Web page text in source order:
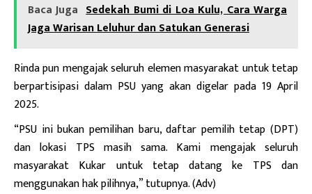
Baca Juga Sedekah Bumi di Loa Kulu, Cara Warga
Jaga Warisan Leluhur dan Satukan Generasi
Rinda pun mengajak seluruh elemen masyarakat untuk tetap
berpartisipasi dalam PSU yang akan digelar pada 19 April
2025.
“PSU ini bukan pemilihan baru, daftar pemilih tetap (DPT)
dan lokasi TPS masih sama. Kami mengajak seluruh
masyarakat Kukar untuk tetap datang ke TPS dan
menggunakan hak pilihnya,” tutupnya. (Adv)